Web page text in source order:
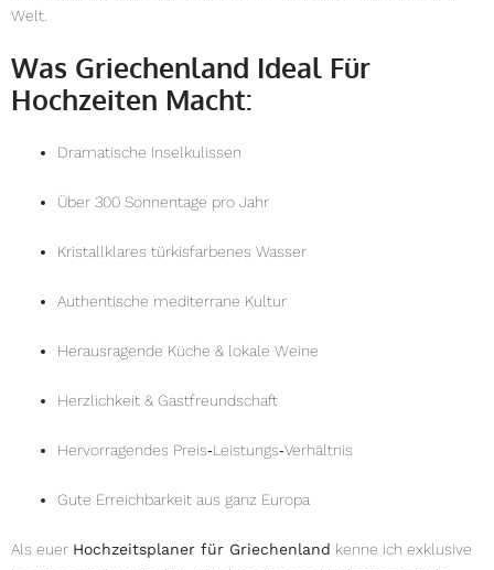
Welt.
Was Griechenland Ideal Für
Hochzeiten Macht:
Dramatische Inselkulissen
Über 300 Sonnentage pro Jahr
Kristallklares türkisfarbenes Wasser
Authentische mediterrane Kultur
Herausragende Küche & lokale Weine
Herzlichkeit & Gastfreundschaft
Hervorragendes Preis‑Leistungs‑Verhältnis
Gute Erreichbarkeit aus ganz Europa
Als euer Hochzeitsplaner für Griechenland kenne ich exklusive